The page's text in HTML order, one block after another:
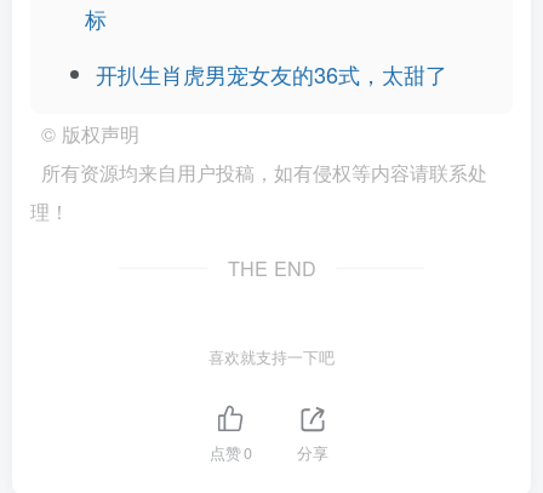
标
开扒生肖虎男宠女友的36式，太甜了
© 版权声明
所有资源均来自用户投稿，如有侵权等内容请联系处
理！
THE END
喜欢就支持一下吧
点赞0 分享